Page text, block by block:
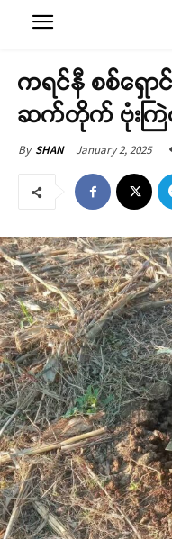
ကရင်နီ စစ်ရှော
ဆက်တိုက် ဗုံးက
By SHAN January 2, 2025